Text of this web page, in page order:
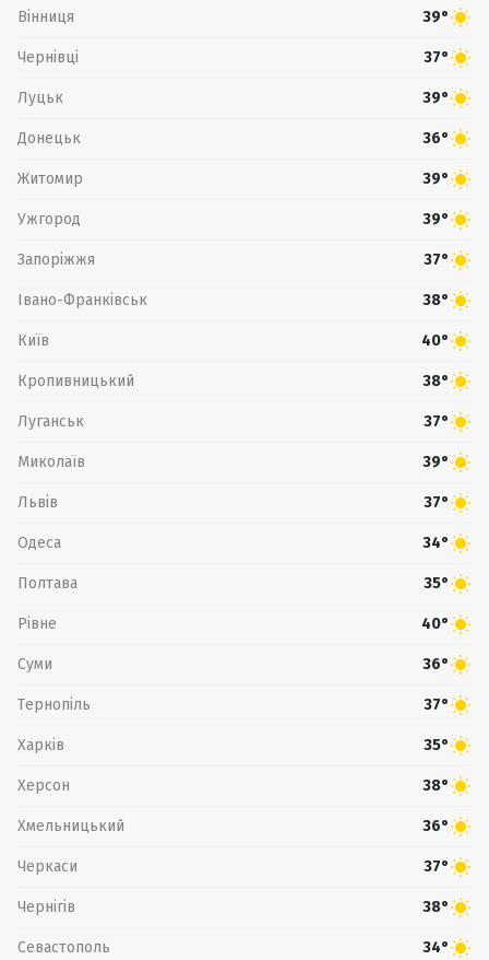
Вінниця 39°
Чернівці 37°
Луцьк 39°
Донецьк 36°
Житомир 39°
Ужгород 39°
Запоріжжя 37°
Івано-Франківськ 38°
Київ 40°
Кропивницький 38°
Луганськ 37°
Миколаїв 39°
Львів 37°
Одеса 34°
Полтава 35°
Рівне 40°
Суми 36°
Тернопіль 37°
Харків 35°
Херсон 38°
Хмельницький 36°
Черкаси 37°
Чернігів 38°
Севастополь 34°